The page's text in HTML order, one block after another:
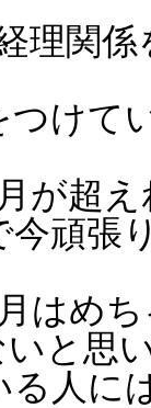
理関
つけて
が超
今頑張
はめ
いと思
人に